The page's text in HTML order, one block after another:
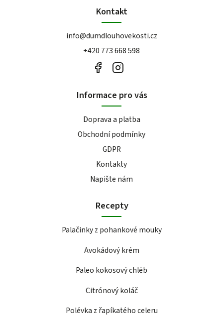
Kontakt
info@dumdlouhovekosti.cz
+420 773 668 598
Informace pro vás
Doprava a platba
Obchodní podmínky
GDPR
Kontakty
Napište nám
Recepty
Palačinky z pohankové mouky
Avokádový krém
Paleo kokosový chléb
Citrónový koláč
Polévka z řapíkatého celeru